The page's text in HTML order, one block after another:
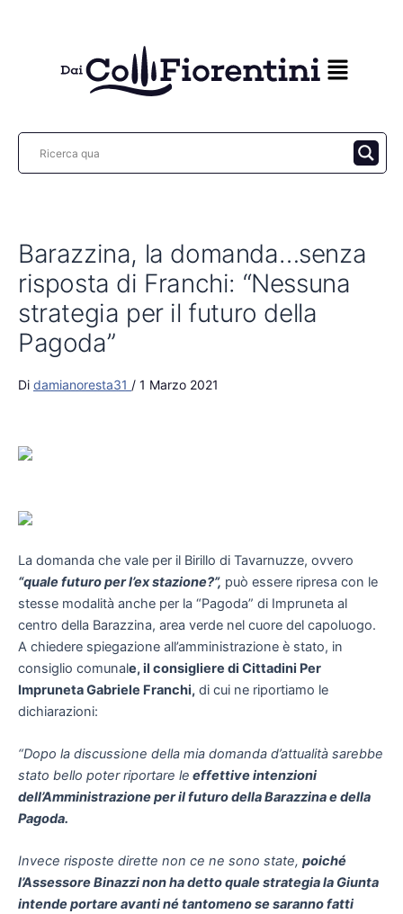
Barazzina, la domanda…senza
risposta di Franchi: “Nessuna
strategia per il futuro della
Pagoda”
Di damianoresta31 / 1 Marzo 2021
La domanda che vale per il Birillo di Tavarnuzze, ovvero
“quale futuro per l’ex stazione?”, può essere ripresa con le
stesse modalità anche per la “Pagoda” di Impruneta al
centro della Barazzina, area verde nel cuore del capoluogo.
A chiedere spiegazione all’amministrazione è stato, in
consiglio comunale, il consigliere di Cittadini Per
Impruneta Gabriele Franchi, di cui ne riportiamo le
dichiarazioni:
“Dopo la discussione della mia domanda d’attualità sarebbe
stato bello poter riportare le effettive intenzioni
dell’Amministrazione per il futuro della Barazzina e della
Pagoda.
Invece risposte dirette non ce ne sono state, poiché
l’Assessore Binazzi non ha detto quale strategia la Giunta
intende portare avanti né tantomeno se saranno fatti